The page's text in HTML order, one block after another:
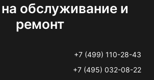
обслуживание и
ремонт
+7 (499) 110-28-43
+7 (495) 032-08-22